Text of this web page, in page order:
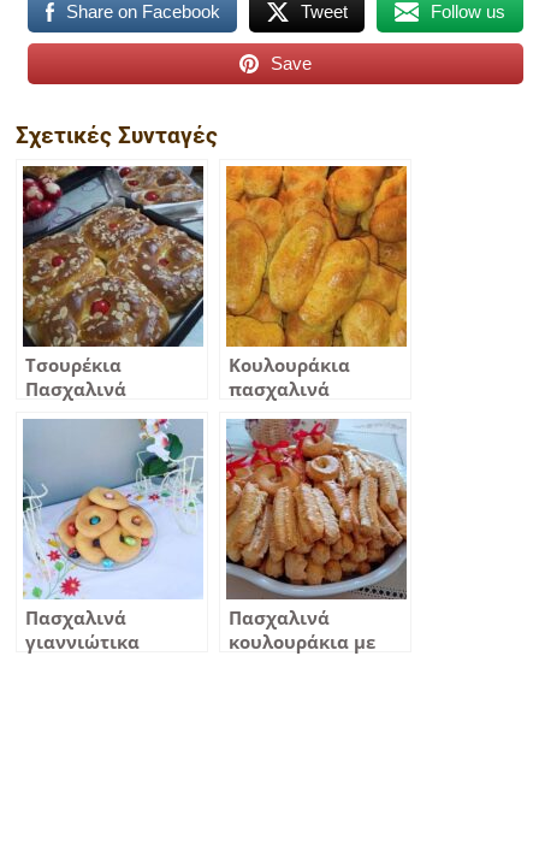
Share on Facebook Tweet Follow us
Save
Σχετικές Συνταγές
Τσουρέκια
Πασχαλινά
Κουλουράκια
πασχαλινά
Πασχαλινά
γιαννιώτικα
Πασχαλινά
κουλουράκια με